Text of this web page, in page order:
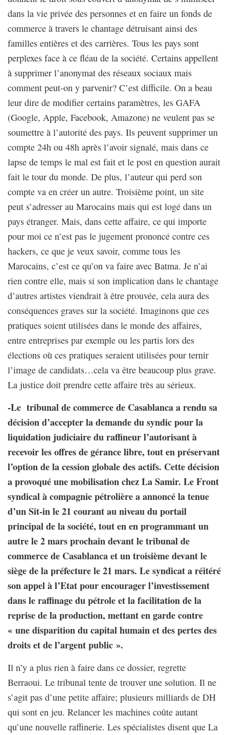
dans la vie privée des personnes et en faire un fonds de
commerce à travers le chantage détruisant ainsi des
familles entières et des carrières. Tous les pays sont
perplexes face à ce fléau de la société. Certains appellent
à supprimer l’anonymat des réseaux sociaux mais
comment peut-on y parvenir? C’est difficile. On a beau
leur dire de modifier certains paramètres, les GAFA
(Google, Apple, Facebook, Amazone) ne veulent pas se
soumettre à l’autorité des pays. Ils peuvent supprimer un
compte 24h ou 48h après l’avoir signalé, mais dans ce
lapse de temps le mal est fait et le post en question aurait
fait le tour du monde. De plus, l’auteur qui perd son
compte va en créer un autre. Troisième point, un site
peut s’adresser au Marocains mais qui est logé dans un
pays étranger. Mais, dans cette affaire, ce qui importe
pour moi ce n’est pas le jugement prononcé contre ces
hackers, ce que je veux savoir, comme tous les
Marocains, c’est ce qu’on va faire avec Batma. Je n’ai
rien contre elle, mais si son implication dans le chantage
d’autres artistes viendrait à être prouvée, cela aura des
conséquences graves sur la société. Imaginons que ces
pratiques soient utilisées dans le monde des affaires,
entre entreprises par exemple ou les partis lors des
élections où ces pratiques seraient utilisées pour ternir
l’image de candidats…cela va être beaucoup plus grave.
La justice doit prendre cette affaire très au sérieux.
-Le tribunal de commerce de Casablanca a rendu sa
décision d’accepter la demande du syndic pour la
liquidation judiciaire du raffineur l’autorisant à
recevoir les offres de gérance libre, tout en préservant
l’option de la cession globale des actifs. Cette décision
a provoqué une mobilisation chez La Samir. Le Front
syndical à compagnie pétrolière a annoncé la tenue
d’un Sit-in le 21 courant au niveau du portail
principal de la société, tout en en programmant un
autre le 2 mars prochain devant le tribunal de
commerce de Casablanca et un troisième devant le
siège de la préfecture le 21 mars. Le syndicat a réitéré
son appel à l’Etat pour encourager l’investissement
dans le raffinage du pétrole et la facilitation de la
reprise de la production, mettant en garde contre
« une disparition du capital humain et des pertes des
droits et de l’argent public ».
Il n’y a plus rien à faire dans ce dossier, regrette
Berraoui. Le tribunal tente de trouver une solution. Il ne
s’agit pas d’une petite affaire; plusieurs milliards de DH
qui sont en jeu. Relancer les machines coûte autant
qu’une nouvelle raffinerie. Les spécialistes disent que La